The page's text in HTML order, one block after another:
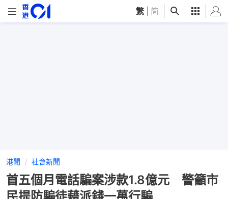
繁 简
港聞 社會新聞
首五個月電話騙案涉款1.8億元 警籲市